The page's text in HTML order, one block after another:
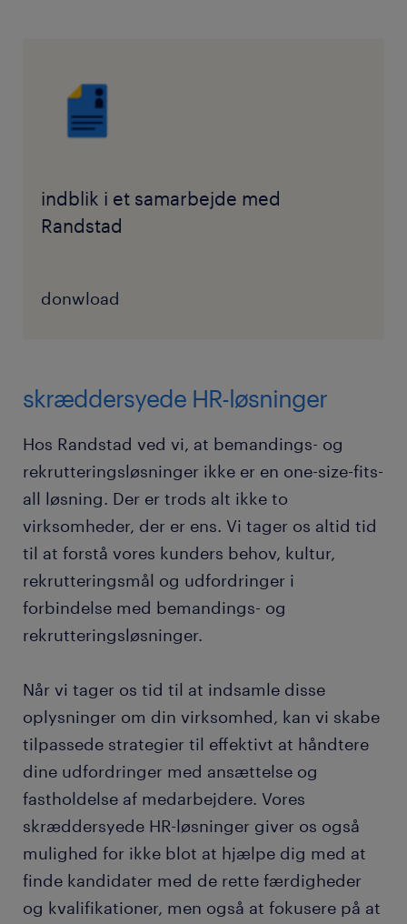
indblik i et samarbejde med
Randstad
donwload
skræddersyede HR-løsninger
Hos Randstad ved vi, at bemandings- og
rekrutteringsløsninger ikke er en one-size-fits-
all løsning. Der er trods alt ikke to
virksomheder, der er ens. Vi tager os altid tid
til at forstå vores kunders behov, kultur,
rekrutteringsmål og udfordringer i
forbindelse med bemandings- og
rekrutteringsløsninger.
Når vi tager os tid til at indsamle disse
oplysninger om din virksomhed, kan vi skabe
tilpassede strategier til effektivt at håndtere
dine udfordringer med ansættelse og
fastholdelse af medarbejdere. Vores
skræddersyede HR-løsninger giver os også
mulighed for ikke blot at hjælpe dig med at
finde kandidater med de rette færdigheder
og kvalifikationer, men også at fokusere på at